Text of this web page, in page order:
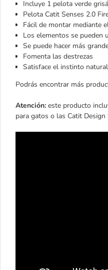
Incluye 1 pelota verde
Pelota Catit Senses 2.0
Fácil de montar mediante
Los elementos se pueden
Se puede hacer más
Fomenta las destrezas
Satisface el instinto
Podrás encontrar más
Atención: este producto
para gatos o las Catit